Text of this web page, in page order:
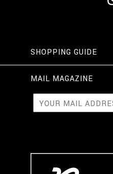
SHOPPING GUIDE
MAIL MAGAZINE